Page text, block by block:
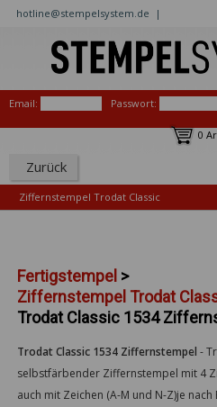
hotline@stempelsystem.de |
Email: Passwort:
0
Zurück
Ziffernstempel Trodat Classic
Fertigstempel >
Ziffernstempel Trodat
Trodat Classic 1534
Trodat Classic 1534 Ziffernstempel -
selbstfärbender Ziffernstempel mit 4
auch mit Zeichen (A-M und N-Z)je